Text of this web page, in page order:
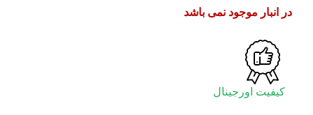
در انبار موجود نمی باشد
کیفیت اورجینال